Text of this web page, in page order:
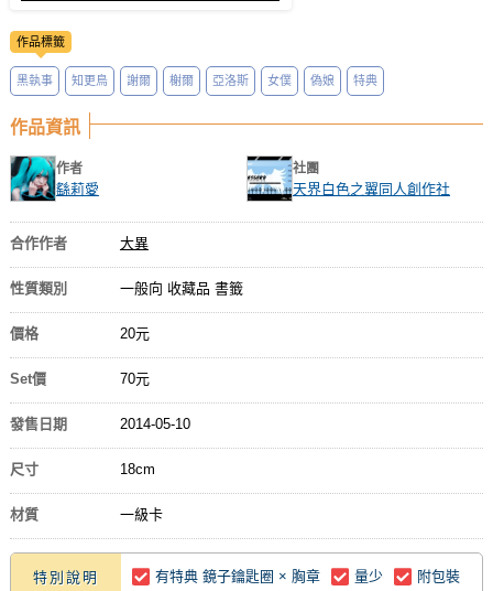
作品標籤
黑執事 知更鳥 謝爾 榭爾 亞洛斯 女僕 偽娘 特典
作品資訊
作者
繇莉愛
社團
天界白色之翼同人創作社
合作作者 大異
性質類別 一般向 收藏品 書籤
價格 20元
Set價 70元
發售日期 2014-05-10
尺寸 18cm
材質 一級卡
特別說明 有特典 鏡子鑰匙圈 × 胸章 量少 附包裝